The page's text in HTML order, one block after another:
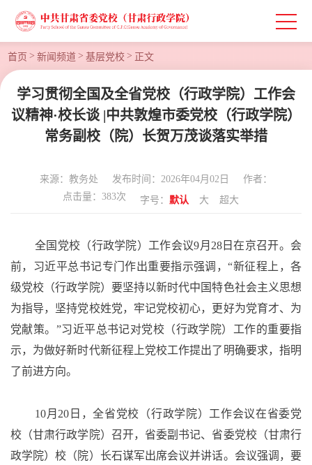
首页 > 新闻频道 > 基层党校 > 正文
学习贯彻全国及全省党校（行政学院）工作会
议精神·校长谈 |中共敦煌市委党校（行政学院）
常务副校（院）长贺万茂谈落实举措
来源：教务处 发布时间：2026年04月02日
作者：
点击量： 383次 字号： 默认 大 超大
全国党校（行政学院）工作会议9月28日在京召开。会
前，习近平总书记专门作出重要指示强调，“新征程上，各
级党校（行政学院）要坚持以新时代中国特色社会主义思想
为指导，坚持党校姓党，牢记党校初心，更好为党育才、为
党献策。”习近平总书记对党校（行政学院）工作的重要指
示，为做好新时代新征程上党校工作提出了明确要求，指明
了前进方向。
10月20日，全省党校（行政学院）工作会议在省委党
校（甘肃行政学院）召开，省委副书记、省委党校（甘肃行
政学院）校（院）长石谋军出席会议并讲话。会议强调，要